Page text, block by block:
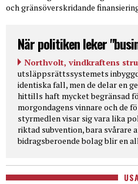
och gränsöverskridande
När politiken leker
Northvolt, vindkraftens
utsläppsrättssystemets
identiska fall, men de delar en
hittills haft mycket begränsad
morgondagens vinnare och de
styrmedlen visar sig vara lika
riktad subvention, bara svårare
bidragsberoende bolag blir en